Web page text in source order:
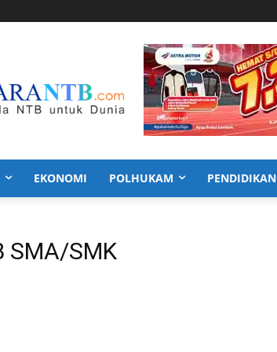
EKONOMI POLHUKAM PENDIDIKAN
SMA/SMK